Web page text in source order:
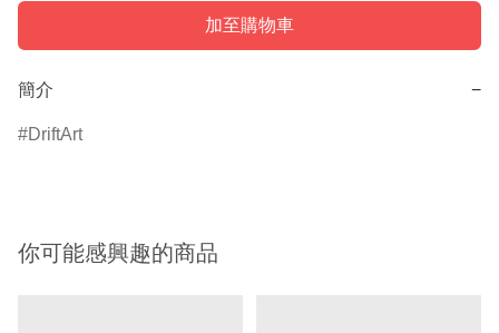
加至購物車
簡介 −
DriftArt
你可能感興趣的商品